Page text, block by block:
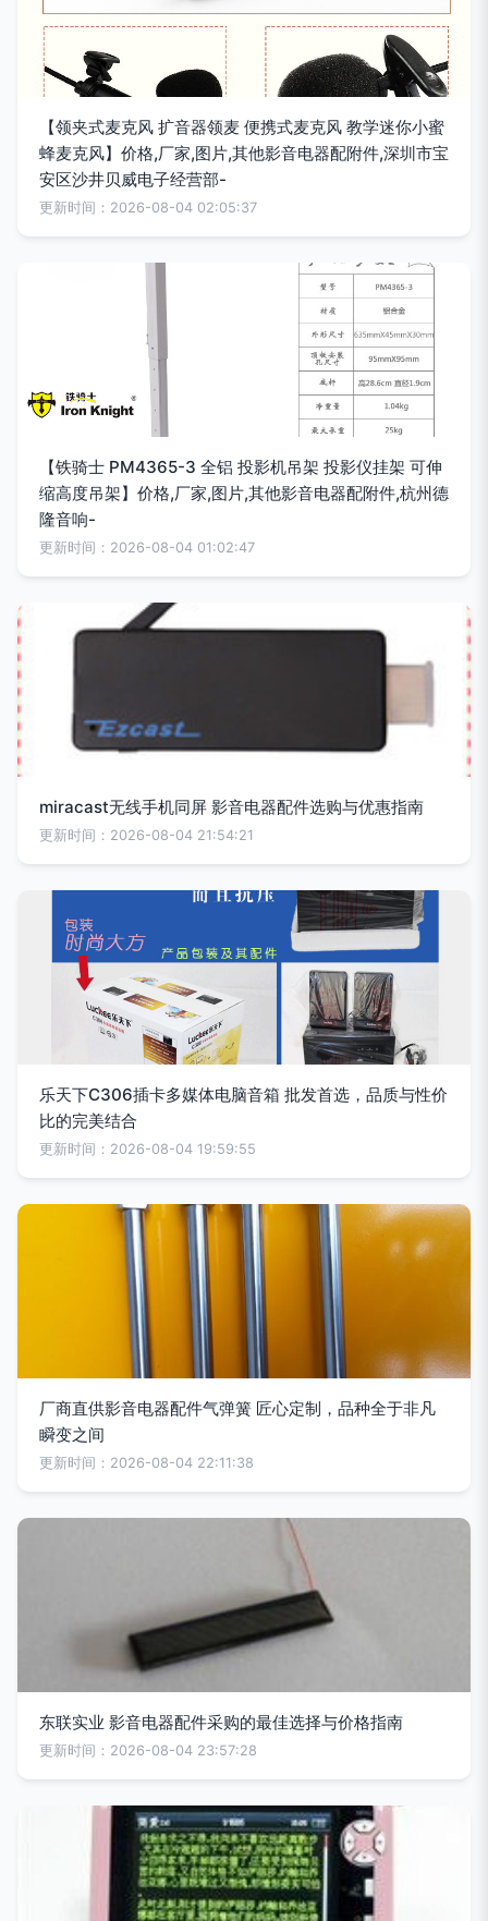
【领夹式麦克风 扩音器领麦 便携式麦克风 教学迷你小蜜
蜂麦克风】价格,厂家,图片,其他影音电器配附件,深圳市宝
安区沙井贝威电子经营部-
更新时间：2026-08-04 02:05:37
【铁骑士 PM4365-3 全铝 投影机吊架 投影仪挂架 可伸
缩高度吊架】价格,厂家,图片,其他影音电器配附件,杭州德
隆音响-
更新时间：2026-08-04 01:02:47
miracast无线手机同屏 影音电器配件选购与优惠指南
更新时间：2026-08-04 21:54:21
乐天下C306插卡多媒体电脑音箱 批发首选，品质与性价
比的完美结合
更新时间：2026-08-04 19:59:55
厂商直供影音电器配件气弹簧 匠心定制，品种全于非凡
瞬变之间
更新时间：2026-08-04 22:11:38
东联实业 影音电器配件采购的最佳选择与价格指南
更新时间：2026-08-04 23:57:28